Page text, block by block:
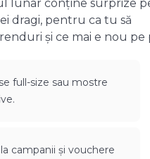
lunar conține surprize
dragi, pentru ca tu să
și ce mai e nou pe
full-size sau mostre
campanii și vouchere